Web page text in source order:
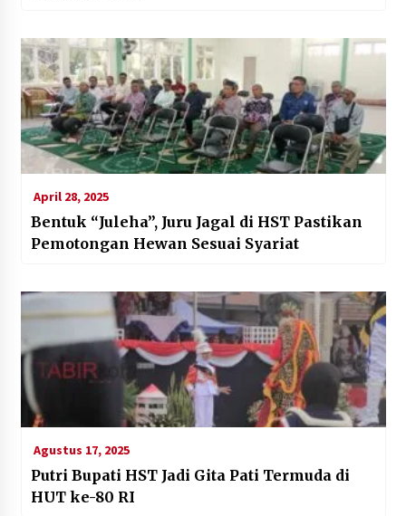
April 28, 2025
Bentuk “Juleha”, Juru Jagal di HST Pastikan
Pemotongan Hewan Sesuai Syariat
Agustus 17, 2025
Putri Bupati HST Jadi Gita Pati Termuda di
HUT ke-80 RI